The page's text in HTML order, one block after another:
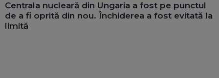
Centrala nucleară din Ungaria a fost pe punctul
de a fi oprită din nou. Închiderea a fost evitată la
limită